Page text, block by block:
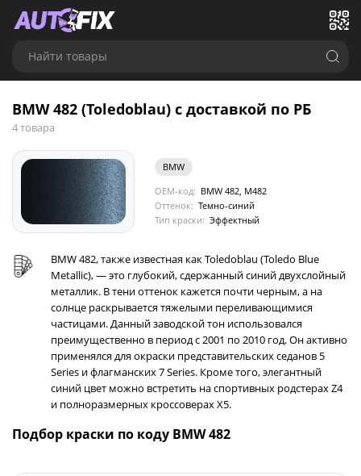
Найти товары
BMW 482 (Toledoblau) с доставкой по РБ
4 товара
BMW
OEM-код: BMW 482, M482
Оттенок: Темно-синий
Тип краски: Эффектный
BMW 482, также известная как Toledoblau (Toledo Blue
Metallic), — это глубокий, сдержанный синий двухслойный
металлик. В тени оттенок кажется почти черным, а на
солнце раскрывается тяжелыми переливающимися
частицами. Данный заводской тон использовался
преимущественно в период с 2001 по 2010 год. Он активно
применялся для окраски представительских седанов 5
Series и флагманских 7 Series. Кроме того, элегантный
синий цвет можно встретить на спортивных родстерах Z4
и полноразмерных кроссоверах X5.
Подбор краски по коду BMW 482